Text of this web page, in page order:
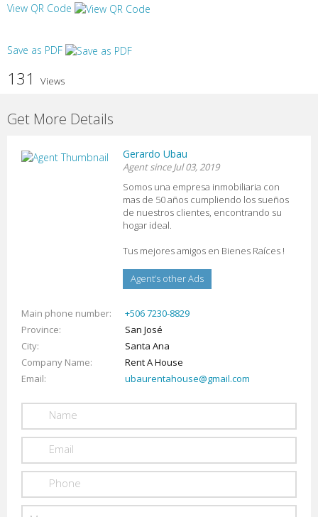
View QR Code
Save as PDF
131 Views
Get More Details
Gerardo Ubau
Agent since Jul 03, 2019
Somos una empresa inmobiliaria con
mas de 50 años cumpliendo los sueños
de nuestros clientes, encontrando su
hogar ideal.
Tus mejores amigos en Bienes Raíces !
Agent’s other Ads
Main phone number
+506 7230-8829
Province
San José
City
Santa Ana
Company Name
Rent A House
Email
ubaurentahouse@gmail.com